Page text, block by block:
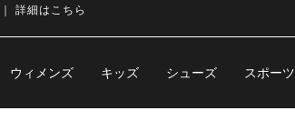
詳細はこちら
ウィメンズ キッズ シューズ スポーツ